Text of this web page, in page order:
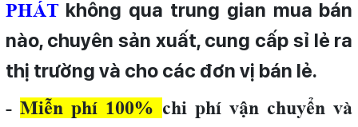
PHÁTkhông qua trung gian mua bán
nào, chuyên sản xuất, cung cấp sỉ lẻ ra
thị trường và cho các đơn vị bán lẻ.
- Miễn phí 100% chi phí vận chuyển và